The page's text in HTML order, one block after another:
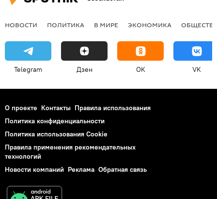
НОВОСТИ ПОЛИТИКА В МИРЕ ЭКОНОМИКА
Telegram Дзен OK VK
О проекте Контакты Правила использования
Политика конфиденциальности
Политика использования Cookie
Правила применения рекомендательных
технологий
Новости компаний Реклама Обратная связь